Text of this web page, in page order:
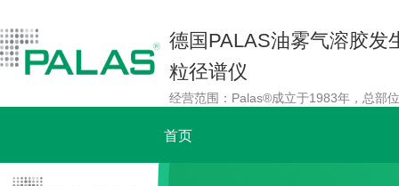
德国PALAS油雾气溶胶发
粒径谱仪
首页